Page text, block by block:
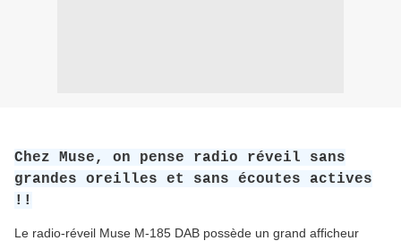
Chez Muse, on pense radio réveil sans
grandes oreilles et sans écoutes actives
!!
Le radio-réveil Muse M-185 DAB possède un grand afficheur